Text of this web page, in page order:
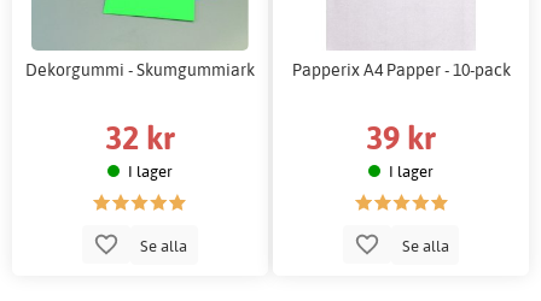
Dekorgummi - Skumgummiark
32 kr
I lager
Se alla
Papperix A4 Papper - 10-pack
39 kr
I lager
Se alla